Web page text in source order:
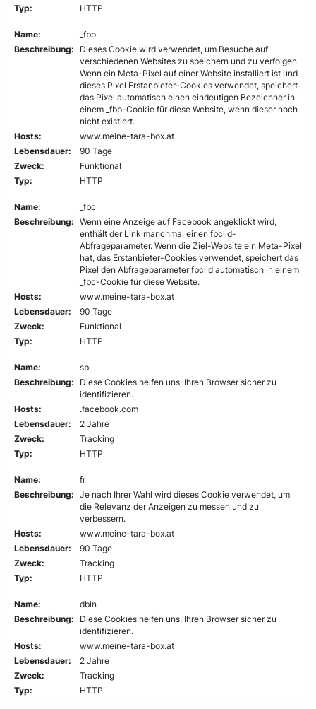
Typ:
HTTP
Name:
_fbp
Beschreibung:
Dieses Cookie wird verwendet, um Besuche auf
verschiedenen Websites zu speichern und zu verfolgen.
Wenn ein Meta-Pixel auf einer Website installiert ist und
dieses Pixel Erstanbieter-Cookies verwendet, speichert
das Pixel automatisch einen eindeutigen Bezeichner in
einem _fbp-Cookie für diese Website, wenn dieser noch
nicht existiert.
Hosts:
www.meine-tara-box.at
Lebensdauer:
90 Tage
Zweck:
Funktional
Typ:
HTTP
Name:
_fbc
Beschreibung: Wenn eine Anzeige auf Facebook angeklickt wird,
enthält der Link manchmal einen fbclid-
Abfrageparameter. Wenn die Ziel-Website ein Meta-Pixel
hat, das Erstanbieter-Cookies verwendet, speichert das
Pixel den Abfrageparameter fbclid automatisch in einem
_fbc-Cookie für diese Website.
Hosts:
www.meine-tara-box.at
Lebensdauer:
90 Tage
Zweck:
Funktional
Typ:
HTTP
Name:
sb
Beschreibung:
Diese Cookies helfen uns, Ihren Browser sicher zu
identifizieren.
Hosts:
.facebook.com
Lebensdauer:
2 Jahre
Zweck:
Tracking
Typ:
HTTP
Name:
fr
Beschreibung: Je nach Ihrer Wahl wird dieses Cookie verwendet, um
die Relevanz der Anzeigen zu messen und zu
verbessern.
Hosts:
www.meine-tara-box.at
Lebensdauer:
90 Tage
Zweck:
Tracking
Typ:
HTTP
Name:
dbln
Beschreibung:
Diese Cookies helfen uns, Ihren Browser sicher zu
identifizieren.
Hosts:
www.meine-tara-box.at
Lebensdauer:
2 Jahre
Zweck:
Tracking
Typ:
HTTP